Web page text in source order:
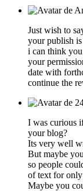
Just wish to
your publish is
i can think
your
date with
continue the
I was curious
your blog?
Its very well
But maybe
so people
of text for
Maybe you